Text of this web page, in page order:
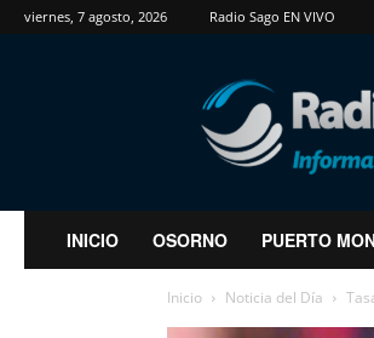
viernes, 7 agosto, 2026 Radio Sago EN VIVO
RadioSago
INICIO OSORNO PUERTO
Inicio Noticia del Día